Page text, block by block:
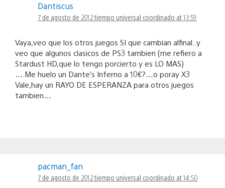
Dantiscus
7 de agosto de 2012 tiempo universal coordinado at 13:59
Vaya,veo que los otros juegos SI que cambian alfinal..y
veo que algunos clasicos de PS3 tambien (me refiero a
Stardust HD,que lo tengo porcierto y es LO MAS)
….Me huelo un Dante’s Inferno a 10€?…o poray X3
Vale,hay un RAYO DE ESPERANZA para otros juegos
tambien…
pacman_fan
7 de agosto de 2012 tiempo universal coordinado at 14:50